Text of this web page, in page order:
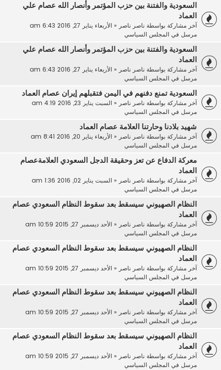
السعودية والفتنة بين حزب المؤتمر وأنصار الله عصام علي
العماد
آخر مشاركة بواسطة ناصر ناصر« الأربعاء يناير 27, 2016 6:43 am
مرسل في المجلس السياسي
السعودية والفتنة بين حزب المؤتمر وأنصار الله عصام علي
العماد
آخر مشاركة بواسطة ناصر ناصر« الأربعاء يناير 27, 2016 6:43 am
مرسل في المجلس السياسي
السعودية تمنع دفنهم في اليمن فتقبلهم إيران عصام العماد
آخر مشاركة بواسطة ناصر ناصر« السبت يناير 23, 2016 4:19 am
مرسل في المجلس السياسي
شهيد بلادنا وحارتنا العلامة عصام العماد
آخر مشاركة بواسطة ناصر ناصر« الأربعاء يناير 20, 2016 8:41 am
مرسل في المجلس السياسي
معركة الدفاع عن تعز وحقيقة الدجل السعودي العلامةعصام
العماد
آخر مشاركة بواسطة ناصر ناصر« السبت يناير 02, 2016 1:36 am
مرسل في المجلس السياسي
النظام الصهيوني سيسقط بعد سقوط النظام السعودي عصام
العماد
آخر مشاركة بواسطة ناصر ناصر« الأحد ديسمبر 27, 2015 10:59 am
مرسل في المجلس السياسي
النظام الصهيوني سيسقط بعد سقوط النظام السعودي عصام
العماد
آخر مشاركة بواسطة ناصر ناصر« الأحد ديسمبر 27, 2015 10:59 am
مرسل في المجلس السياسي
النظام الصهيوني سيسقط بعد سقوط النظام السعودي عصام
العماد
آخر مشاركة بواسطة ناصر ناصر« الأحد ديسمبر 27, 2015 10:59 am
مرسل في المجلس السياسي
النظام الصهيوني سيسقط بعد سقوط النظام السعودي عصام
العماد
آخر مشاركة بواسطة ناصر ناصر« الأحد ديسمبر 27, 2015 10:59 am
مرسل في المجلس السياسي